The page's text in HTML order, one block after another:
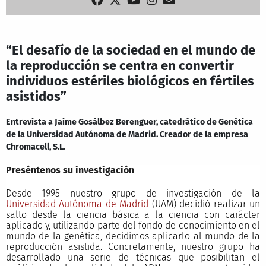
“El desafío de la sociedad en el mundo de
la reproducción se centra en convertir
individuos estériles biológicos en fértiles
asistidos”
Entrevista a Jaime Gosálbez Berenguer, catedrático de Genética
de la Universidad Autónoma de Madrid. Creador de la empresa
Chromacell, S.L.
Preséntenos su investigación
Desde 1995 nuestro grupo de investigación de la
Universidad Autónoma de Madrid (UAM) decidió realizar un
salto desde la ciencia básica a la ciencia con carácter
aplicado y, utilizando parte del fondo de conocimiento en el
mundo de la genética, decidimos aplicarlo al mundo de la
reproducción asistida. Concretamente, nuestro grupo ha
desarrollado una serie de técnicas que posibilitan el